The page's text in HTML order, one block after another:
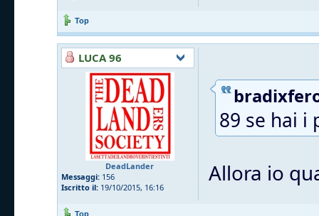
Top
LUCA 96
DeadLander
Messaggi: 156
Iscritto il: 19/10/2015, 16:16
89 se hai i
Allora io
Top